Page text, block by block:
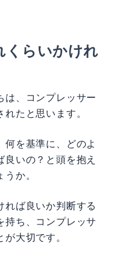
くらいかけれ
は、コンプレッサー
たと思います。
何を基準に、どのよ
いの？と頭を抱え
か。
れば良いか判断する
持ち、コンプレッサ
大切です。